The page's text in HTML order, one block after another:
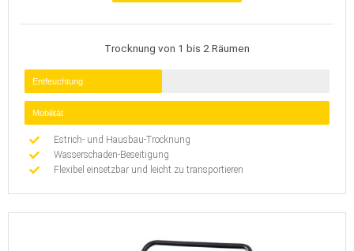
Trocknung von 1 bis 2 Räumen
Entfeuchtung
Mobilität
Estrich- und Hausbau-Trocknung
Wasserschaden-Beseitigung
Flexibel einsetzbar und leicht zu transportieren